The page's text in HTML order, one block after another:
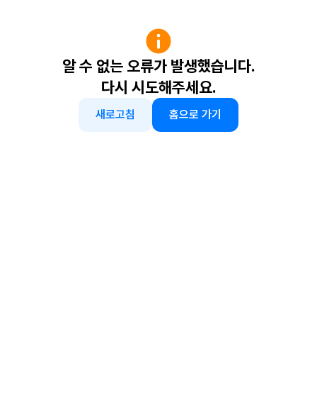
알 수 없는 오류가 발생했습니다.
다시 시도해주세요.
새로고침 홈으로 가기